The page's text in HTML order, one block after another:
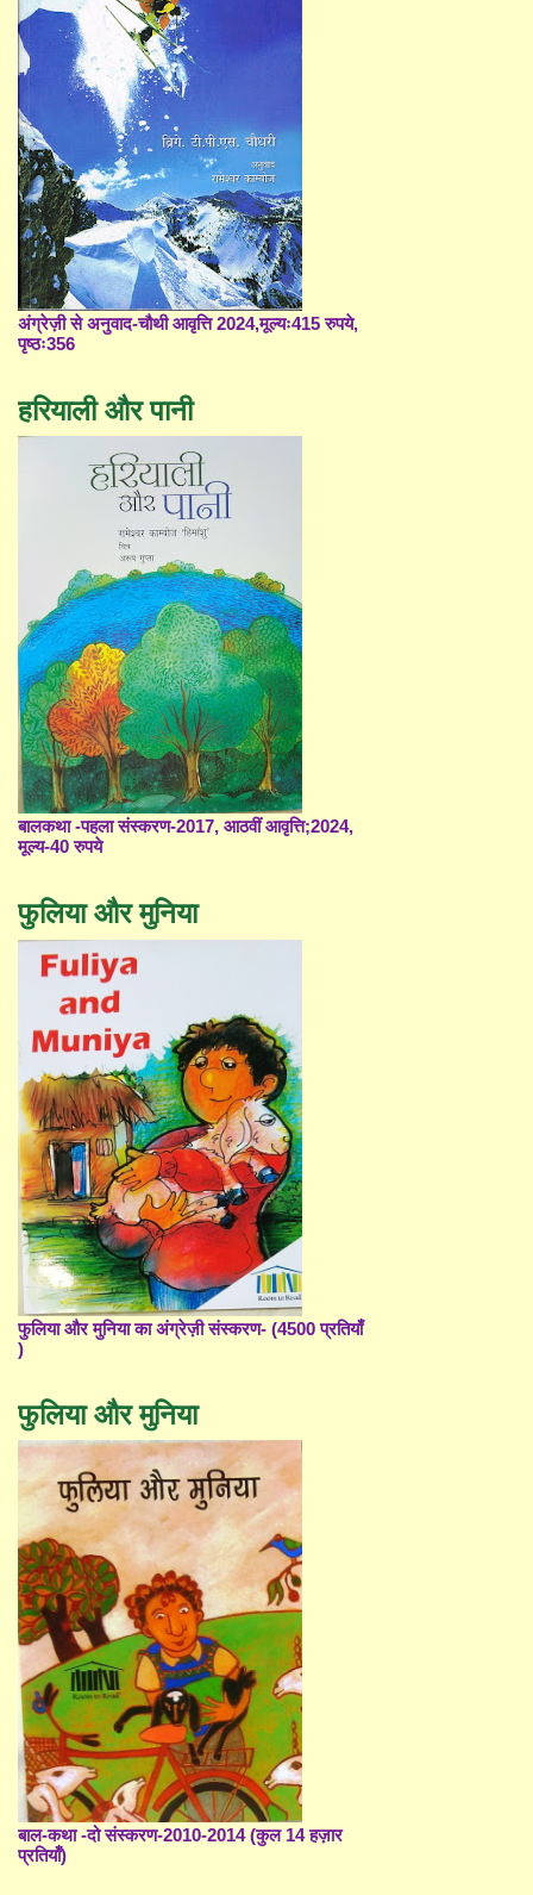
अंग्रेज़ी से अनुवाद-चौथी आवृत्ति 2024,मूल्यः415 रुपये,
पृष्ठः356
हरियाली और पानी
बालकथा -पहला संस्करण-2017, आठवीं आवृत्ति;2024,
मूल्य-40 रुपये
फुलिया और मुनिया
फुलिया और मुनिया का अंग्रेज़ी संस्करण- (4500 प्रतियाँ
)
फुलिया और मुनिया
बाल-कथा -दो संस्करण-2010-2014 (कुल 14 हज़ार
प्रतियाँ)